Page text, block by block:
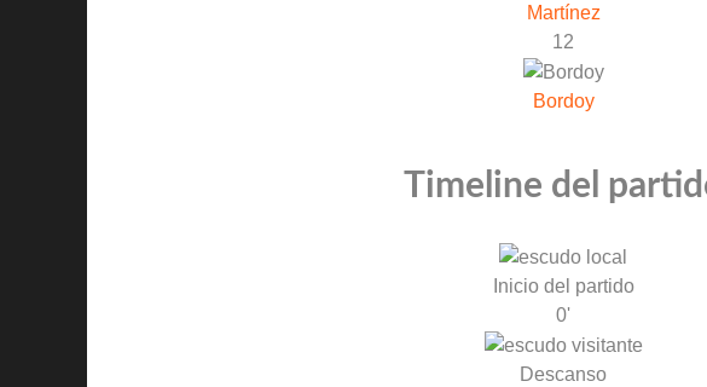
Martínez
12
Bordoy
Timeline del
Inicio del partido
0'
Descanso